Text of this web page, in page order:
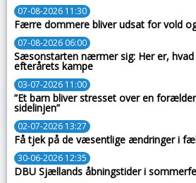
07-08-2026 11:30
Færre dommere bliver udsat for vold
07-08-2026 06:00
Sæsonstarten nærmer sig: Her er,
efterårets kampe
03-07-2026 11:00
”Et barn bliver stresset over en
sidelinjen”
02-07-2026 13:27
Få tjek på de væsentlige ændringer i
30-06-2026 12:35
DBU Sjællands åbningstider i